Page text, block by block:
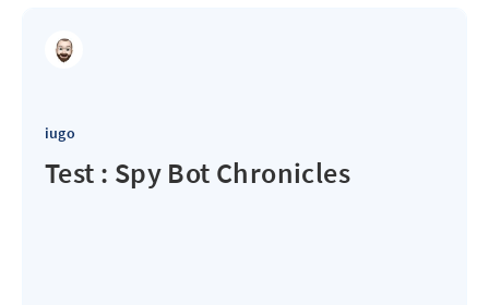
iugo
Test : Spy Bot Chronicles